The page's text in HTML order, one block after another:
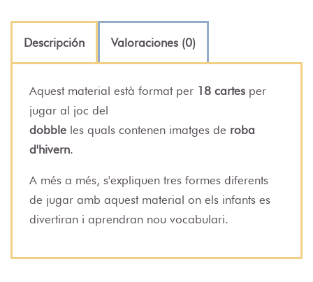
Descripción Valoraciones (0)
Aquest material està format per 18 cartes per
jugar al joc del
dobble les quals contenen imatges de roba
d'hivern.
A més a més, s'expliquen tres formes diferents
de jugar amb aquest material on els infants es
divertiran i aprendran nou vocabulari.